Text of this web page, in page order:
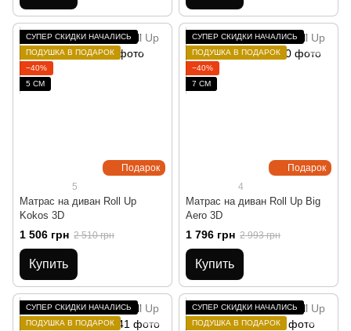
Подарок
СУПЕР СКИДКИ НАЧАЛИСЬ
ПОДУШКА В ПОДАРОК
−40%
5 СМ
5
Матрас на диван Roll Up
Kokos 3D
1 506 грн 2 510 грн
Купить
Подарок
СУПЕР СКИДКИ НАЧАЛИСЬ
ПОДУШКА В ПОДАРОК
−40%
7 СМ
4
Матрас на диван Roll Up Big
Aero 3D
1 796 грн 2 993 грн
Купить
СУПЕР СКИДКИ НАЧАЛИСЬ
ПОДУШКА В ПОДАРОК
СУПЕР СКИДКИ НАЧАЛИСЬ
ПОДУШКА В ПОДАРОК